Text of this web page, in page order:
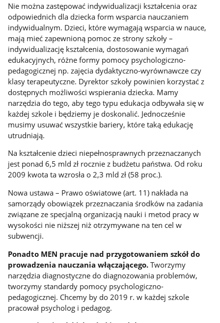
Nie można zastępować indywidualizacji kształcenia oraz
odpowiednich dla dziecka form wsparcia nauczaniem
indywidualnym. Dzieci, które wymagają wsparcia w nauce,
mają mieć zapewnioną pomoc ze strony szkoły –
indywidualizację kształcenia, dostosowanie wymagań
edukacyjnych, różne formy pomocy psychologiczno-
pedagogicznej np. zajęcia dydaktyczno-wyrównawcze czy
klasy terapeutyczne. Dyrektor szkoły powinien korzystać z
dostępnych możliwości wspierania dziecka. Mamy
narzędzia do tego, aby tego typu edukacja odbywała się w
każdej szkole i będziemy je doskonalić. Jednocześnie
musimy usuwać wszystkie bariery, które taką edukację
utrudniają.
Na kształcenie dzieci niepełnosprawnych przeznaczanych
jest ponad 6,5 mld zł rocznie z budżetu państwa. Od roku
2009 kwota ta wzrosła o 2,3 mld zł (58 proc.).
Nowa ustawa – Prawo oświatowe (art. 11) nakłada na
samorządy obowiązek przeznaczania środków na zadania
związane ze specjalną organizacją nauki i metod pracy w
wysokości nie niższej niż otrzymywane na ten cel w
subwencji.
Ponadto MEN pracuje nad przygotowaniem szkół do
prowadzenia nauczania włączającego. Tworzymy
narzędzia diagnostyczne do diagnozowania problemów,
tworzymy standardy pomocy psychologiczno-
pedagogicznej. Chcemy by do 2019 r. w każdej szkole
pracował psycholog i pedagog.